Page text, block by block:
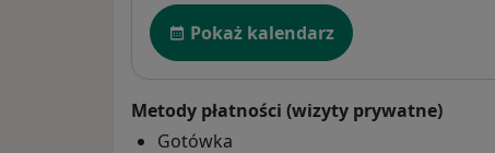
Dostępność
Pokaż kalendarz
Metody płatności (wizyty prywatne)
Gotówka